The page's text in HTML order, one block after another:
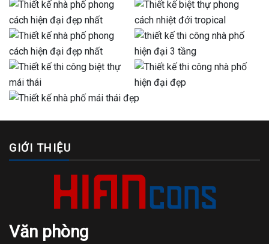
GIỚI THIỆU
Văn phòng